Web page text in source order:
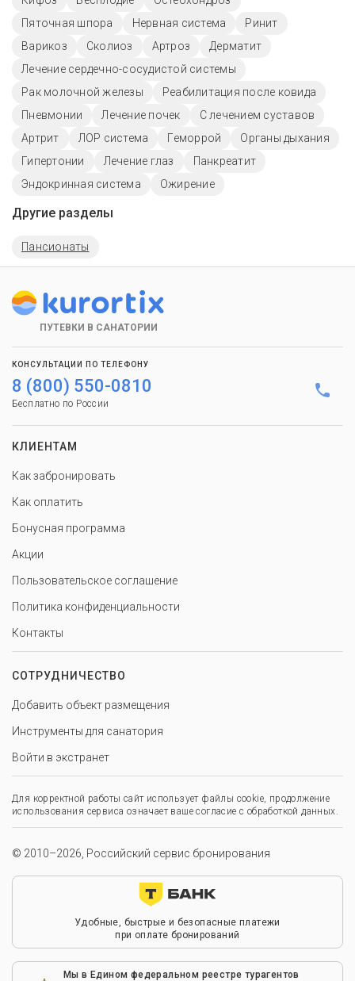
Пяточная шпора
Нервная система
Ринит
Варикоз
Сколиоз Артроз
Дерматит
Лечение сердечно-сосудистой системы
Рак молочной железы
Реабилитация после ковида
Пневмонии
Лечение почек
С лечением суставов
Артрит
ЛОР система Геморрой
Органы дыхания
Гипертонии
Лечение глаз
Панкреатит
Эндокринная система
Ожирение
Другие разделы
Пансионаты
ПУТЕВКИ В САНАТОРИИ
КОНСУЛЬТАЦИИ ПО ТЕЛЕФОНУ
8 (800) 550-0810
Бесплатно по России
КЛИЕНТАМ
Как забронировать
Как оплатить
Бонусная программа
Акции
Пользовательское соглашение
Политика конфиденциальности
Контакты
СОТРУДНИЧЕСТВО
Добавить объект размещения
Инструменты для санатория
Войти в экстранет
Для корректной работы сайт использует файлы cookie, продолжение
использования сервиса означает ваше согласие с обработкой данных.
© 2010–2026, Российский сервис бронирования
Удобные, быстрые и безопасные платежи
при оплате бронирований
Мы в Едином федеральном реестре турагентов